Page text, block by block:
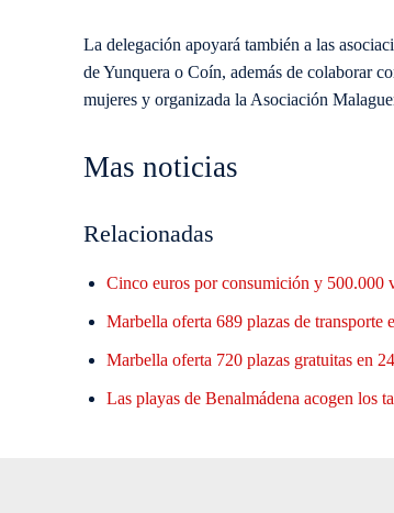
La delegación apoyará también a las
de Yunquera o Coín, además de colaborar
mujeres y organizada la Asociación
Mas noticias
Relacionadas
Cinco euros por consumición y 500.000
Marbella oferta 689 plazas de transporte
Marbella oferta 720 plazas gratuitas en
Las playas de Benalmádena acogen los